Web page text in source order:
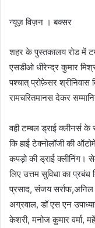
न्यूज़ विज़न । बक्सर
शहर के पुस्तकालय रोड में
एसडीओ धीरेन्द्र कुमार
पश्चात् प्रोफ़ेसर श्रीनिवास
रामचरितमानस देकर
वही टम्बल ड्राई क्लीनर्स
कि हाई टेक्नोलॉजी की
कपड़ो की ड्राई क्लीनिंग।
लिए उत्तम सुविधा का
प्रसाद, संजय सर्राफ,अनिल
अग्रवाल, डॉ एस एन
केशरी, मनोज कुमार वर्मा,